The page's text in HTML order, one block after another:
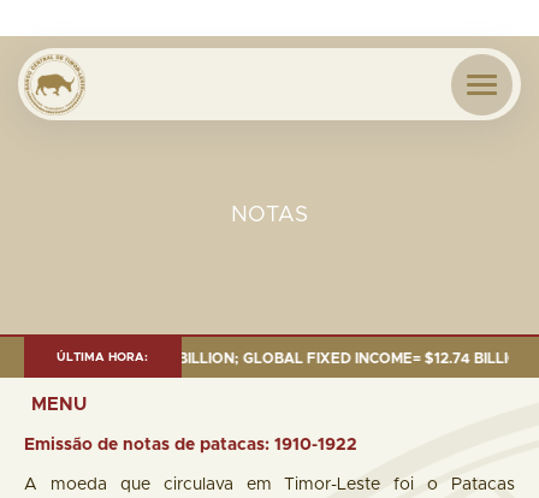
NOTAS
ÚLTIMA HORA:
GLOBAL FIXED INCOME= $12.74 BILLION; GLOBAL EQUITIES= $5.62
MENU
Emissão de notas de patacas: 1910-1922
A moeda que circulava em Timor-Leste foi o Patacas